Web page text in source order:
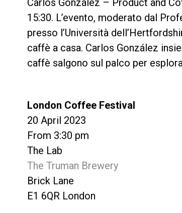
15:30. L’evento, moderato dal
presso l’Università
caffè a casa. Carlos González
caffè salgono sul palco per
London Coffee Festival
20 April 2023
From 3:30 pm
The Lab
The Truman Brewery
Brick Lane
E1 6QR London